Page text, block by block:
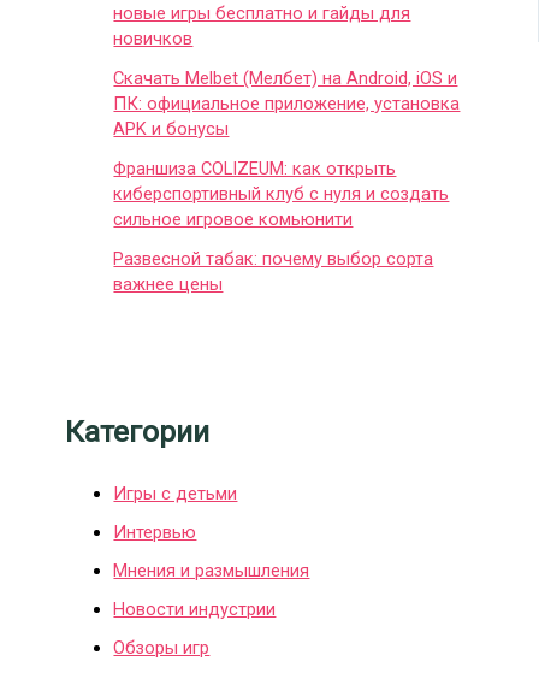
новые игры бесплатно и гайды для
новичков
Скачать Melbet (Мелбет) на Android, iOS и
ПК: официальное приложение, установка
APK и бонусы
Франшиза COLIZEUM: как открыть
киберспортивный клуб с нуля и создать
сильное игровое комьюнити
Развесной табак: почему выбор сорта
важнее цены
Категории
Игры с детьми
Интервью
Мнения и размышления
Новости индустрии
Обзоры игр